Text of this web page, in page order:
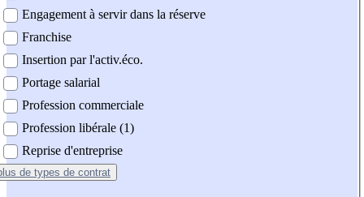
Engagement à servir dans la réserve
Franchise
Insertion par l'activ.éco.
Portage salarial
Profession commerciale
Profession libérale (1)
Reprise d'entreprise
de types de contrat